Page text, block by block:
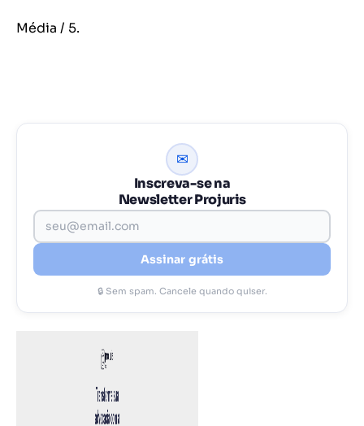
Média / 5.
✉
Inscreva-se na
Newsletter Projuris
Assinar grátis
🔒 Sem spam. Cancele quando quiser.